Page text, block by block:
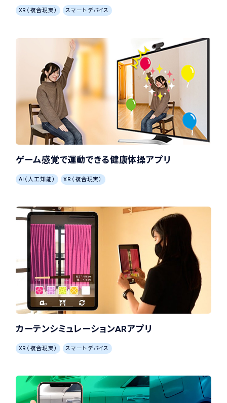
XR（複合現実） スマートデバイス
ゲーム感覚で運動できる健康体操アプリ
AI（人工知能） XR（複合現実）
カーテンシミュレーションARアプリ
XR（複合現実） スマートデバイス